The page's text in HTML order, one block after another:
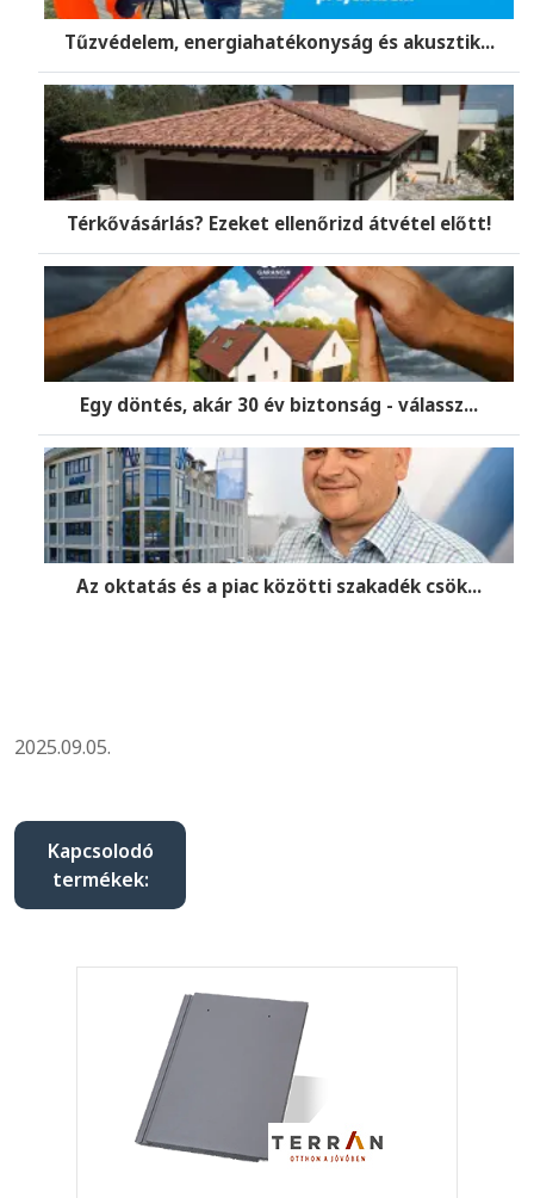
Tűzvédelem, energiahatékonyság és akusztik...
Térkővásárlás? Ezeket ellenőrizd átvétel előtt!
Egy döntés, akár 30 év biztonság - válassz...
Az oktatás és a piac közötti szakadék csök...
2025.09.05.
Kapcsolodó
termékek: